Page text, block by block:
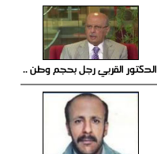
الدكتور القربي رجل بحجم وطن ..